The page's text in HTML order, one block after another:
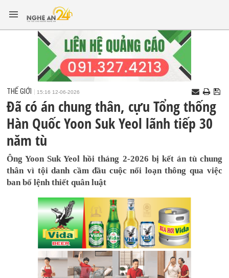
THẾ GIỚI 15:16 12-06-2026
Đã có án chung thân, cựu Tổng thống
Hàn Quốc Yoon Suk Yeol lãnh tiếp 30
năm tù
Ông Yoon Suk Yeol hồi tháng 2-2026 bị kết án tù chung
thân vì tội danh cầm đầu cuộc nổi loạn thông qua việc
ban bố lệnh thiết quân luật